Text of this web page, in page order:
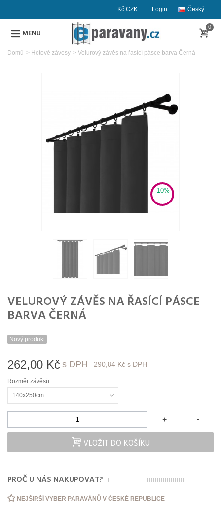
Český
Login
Kč CZK
MENU
0
Domů > Hotové závesy > Velurový závěs na řasící pásce barva Černá
-10%
VELUROVÝ ZÁVĚS NA ŘASÍCÍ PÁSCE
BARVA ČERNÁ
Nový produkt
262,00 Kč s DPH 290,84 Kč s DPH
Rozměr závěsů
140x250cm
-
+
VLOŽIT DO KOŠÍKU
PROČ U NÁS NAKUPOVAT?
NEJŠIRŠÍ VYBER PARAVÁNŮ V ČESKÉ REPUBLICE